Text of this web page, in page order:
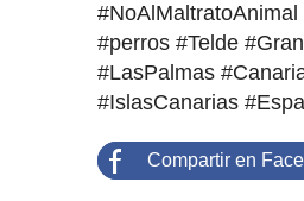
#NoAlMaltratoAnimal
#perros #Telde
#LasPalmas
#IslasCanarias
Compartir en